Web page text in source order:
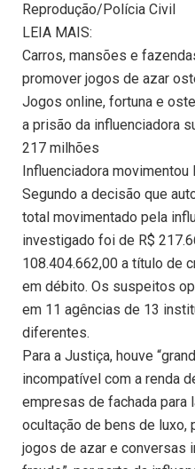
Reprodução/Polícia Civil
LEIA MAIS:
Carros, mansões e
promover jogos de azar
Jogos online, fortuna e
a prisão da influenciadora
217 milhões
Influenciadora movimentou
Segundo a decisão que
total movimentado pela
investigado foi de R$
108.404.662,00 a título de
em débito. Os suspeitos
em 11 agências de 13
diferentes.
Para a Justiça, houve
incompatível com a renda
empresas de fachada para
ocultação de bens de luxo,
jogos de azar e conversas